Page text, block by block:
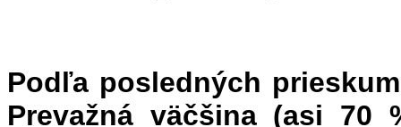
Podľa posledných
Prevažná väčšina (asi 70